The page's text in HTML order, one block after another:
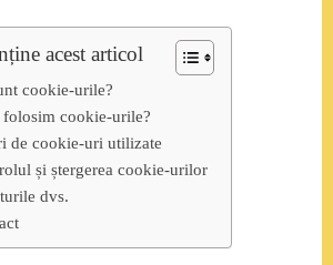
acest articol
cookie-urile?
folosim cookie-urile?
de cookie-uri utilizate
și ștergerea cookie-urilor
dvs.